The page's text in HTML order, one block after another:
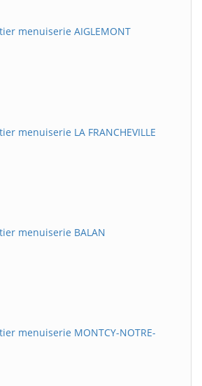
menuiserie AIGLEMONT
menuiserie LA FRANCHEVILLE
menuiserie BALAN
menuiserie MONTCY-NOTRE-